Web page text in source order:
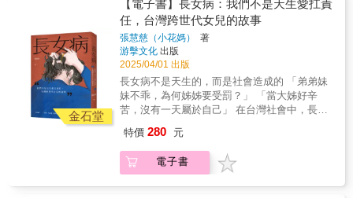
到未來也持續在轉變。在轉型過程中，荷蘭人
如何展現社會與環境永續的創新。
事，掀起一陣「小保方旋風」。 ◤集結哈佛大
學教授、頂尖生物複製技術專家、一流幹細胞
學者、理化學研究所破例錄用的天才研究員等
人的超菁英團隊，研究論文卻漏洞百出？！ 先
是論文圖片被質疑剪貼，資料也被點出問題，
更重要的是，始終沒有人成功複製實驗……種
種疑點迫使研究所展開調查。儘管小保方不斷
喊冤，卻被發現論文資料處處漏洞，不只數據
連本人也無法複製實驗結果。最終被認定造
假，重重打擊了日本科學界的誠信。 本書作者
須田桃子當時為《每日新聞》科學線記者，從
STAP細胞發表之初的歡欣鼓舞，到造假問題逐
漸擴大的風暴，她都一路參與。當官方組織試
身，而這個分身的名字和公共形象和她非常相
似，以致許多人分不清誰是誰。她因此感到身
心失衡、迷失方向，直到她開始理解，這種現
象反映一種無法定義的陌生感：AI生成的文字
正在模糊真實與虛假的界線；新世紀的健康企
業家變成反疫苗人士，混淆左派與右派的政治
立場；自由民主體制處於荒誕極權的邊緣；甚
至隨著海洋水位上升，現實本身也似乎開始動
搖不定。《分身》結合風趣的回憶錄、驚悚的
繪一條走出絕望的路徑。娜歐蜜?克萊恩探問：
當我們拋光並完善自己的數位影像時，忽略了
什麼？我們能否擺脫分身，克服這種倍增文化
金石堂
【電子書】長女病：我們不是天生愛扛責
任，台灣跨世代女兒的故事
張慧慈（小花媽）
著
游擊文化 出版
2025/04/01 出版
長女病不是天生的，而是社會造成的 「弟弟妹
妹不乖，為何姊姊要受罰？」 「當大姊好辛
苦，沒有一天屬於自己」 在台灣社會中，長女
的辛苦，所以要幫忙維持家中的整潔；對下要
照顧弟弟妹妹、最好成為弟弟妹妹的榜樣。 同
樣是子女，長女總是要出類拔萃，又能體恤父
特價 280 元
電子書